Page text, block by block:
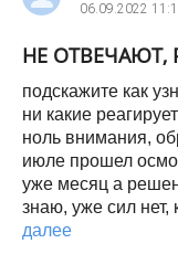
06.09.2022
НЕ
подскажите как
ни какие
ноль внимания,
июле прошел
уже месяц а
знаю, уже сил нет,
далее